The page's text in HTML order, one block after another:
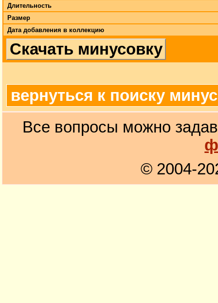
Длительность
Размер
Дата добавления в коллекцию
Скачать минусовку
вернуться к поиску
Все вопросы можно
© 2004-